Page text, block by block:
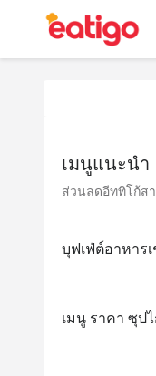
เมนูแนะนำ
ส่วนลดอีททิโก้ส
บุฟเฟ่ต์อาหาร
เมนู ราคา ซุป